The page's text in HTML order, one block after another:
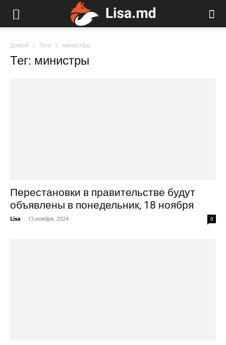
Домой Теги министры
Тег: министры
Перестановки в правительстве будут
объявлены в понедельник, 18 ноября
Lisa - 13 ноября, 2024 0